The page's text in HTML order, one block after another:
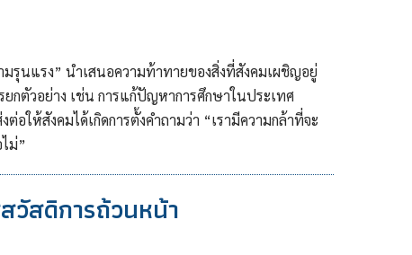
รุนแรง” นำเสนอความท้าทายของสิ่งที่สังคมเผชิญอยู่
กตัวอย่าง เช่น การแก้ปัญหาการศึกษาในประเทศ
ให้สังคมได้เกิดการตั้งคำถามว่า “เรามีความกล้าที่จะ
ม่”
วัสดิการถ้วนหน้า